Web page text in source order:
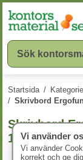
Startsida /
/ Skrivbord
Skrivbord
1800x800
Vi använder
Vi använder
korrekt och ge